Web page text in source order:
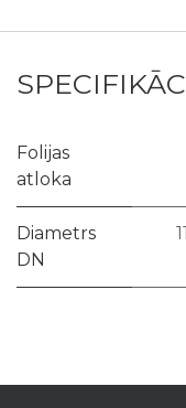
Folijas
atloka
Diametrs
DN